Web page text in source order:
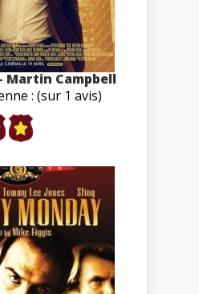
Martin Campbell
: (sur 1 avis)